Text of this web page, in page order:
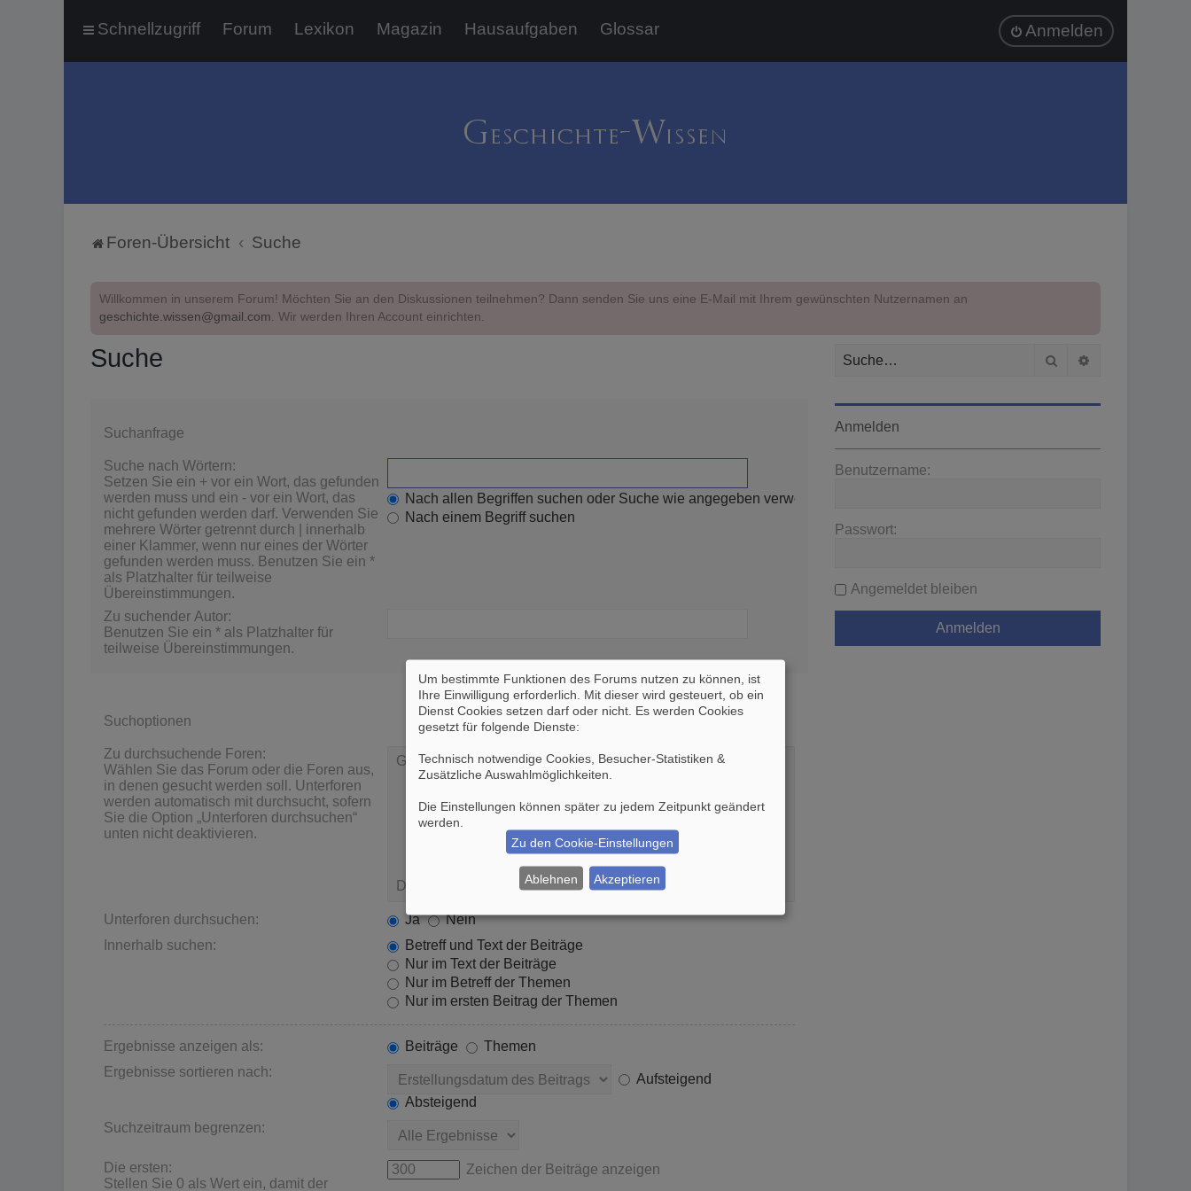
Schnellzugriff Forum Lexikon Magazin Hausaufgaben Glossar Anmelden
Foren-Übersicht Suche
Willkommen in unserem Forum! Möchten Sie an den Diskussionen teilnehmen? Dann senden Sie uns eine E-Mail mit Ihrem gewünschten Nutzernamen an
geschichte.wissen@gmail.com. Wir werden Ihren Account einrichten.
Suche
Suchanfrage
Suche nach Wörtern:
Setzen Sie ein + vor ein Wort, das gefunden
werden muss und ein - vor ein Wort, das
nicht gefunden werden darf. Verwenden Sie
mehrere Wörter getrennt durch
innerhalb
einer Klammer, wenn nur eines der Wörter
gefunden werden muss. Benutzen Sie ein *
als Platzhalter für teilweise
Übereinstimmungen.
Nach allen Begriffen suchen oder Suche wie angegeben verwenden
Nach einem Begriff suchen
Zu suchender Autor:
Benutzen Sie ein * als Platzhalter für
teilweise Übereinstimmungen.
Suchoptionen
Zu durchsuchende Foren:
Wählen Sie das Forum oder die Foren aus,
in denen gesucht werden soll. Unterforen
werden automatisch mit durchsucht, sofern
Sie die Option „Unterforen durchsuchen“
unten nicht deaktivieren.
Unterforen durchsuchen: Ja
Nein
Innerhalb suchen:
Betreff und Text der Beiträge
Nur im Text der Beiträge
Nur im Betreff der Themen
Nur im ersten Beitrag der Themen
Ergebnisse anzeigen als: Beiträge
Themen
Ergebnisse sortieren nach:
Aufsteigend
Absteigend
Suchzeitraum begrenzen:
Die ersten:
Stellen Sie 0 als Wert ein, damit der
Zeichen der Beiträge anzeigen
Suche
Anmelden
Benutzername:
Passwort:
Angemeldet bleiben
Um bestimmte Funktionen des Forums nutzen zu können, ist
Ihre Einwilligung erforderlich. Mit dieser wird gesteuert, ob ein
Dienst Cookies setzen darf oder nicht. Es werden Cookies
gesetzt für folgende Dienste:
Technisch notwendige Cookies, Besucher-Statistiken &
Zusätzliche Auswahlmöglichkeiten
Die Einstellungen können später zu jedem Zeitpunkt geändert
werden.
Zu den Cookie-Einstellungen
Ablehnen Akzeptieren